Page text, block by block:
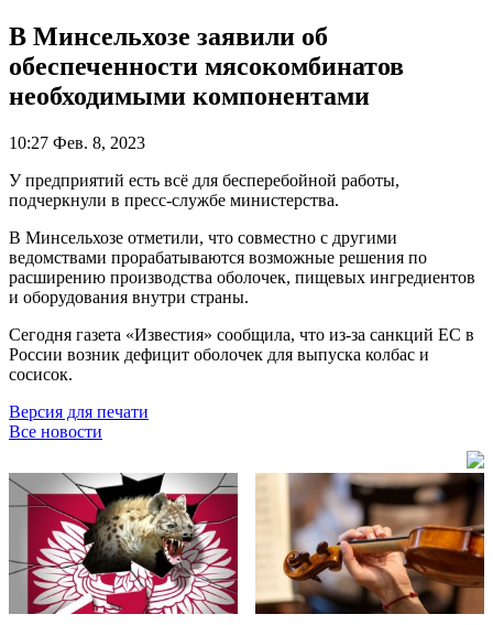
В Минсельхозе заявили об
обеспеченности мясокомбинатов
необходимыми компонентами
10:27 Фев. 8, 2023
У предприятий есть всё для бесперебойной работы,
подчеркнули в пресс-службе министерства.
В Минсельхозе отметили, что совместно с другими
ведомствами прорабатываются возможные решения по
расширению производства оболочек, пищевых ингредиентов
и оборудования внутри страны.
Сегодня газета «Известия» сообщила, что из-за санкций ЕС в
России возник дефицит оболочек для выпуска колбас и
сосисок.
Версия для печати
Все новости